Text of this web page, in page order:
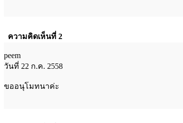
ความคิดเห็นที่ 2
peem
วันที่ 22 ก.ค. 2558
ขออนุโมทนาค่ะ